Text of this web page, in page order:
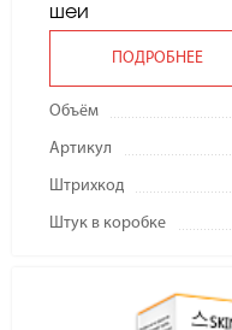
шеи
ПОДРОБНЕЕ
Объём
Артикул
Штрихкод
Штук в коробке